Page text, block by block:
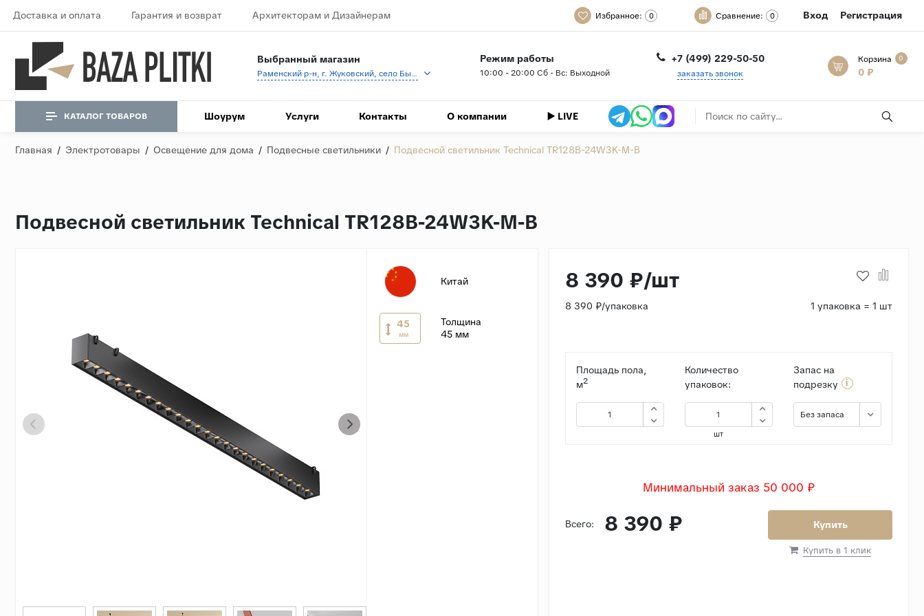
Доставка и оплата Гарантия и возврат Архитекторам и Дизайнерам Избранное: 0 Сравнение: 0 Вход Регистрация
Выбранный магазин
Раменский р-н, г. Жуковский, село Быково, кп Спартак, Береговая ул., 1
Режим работы
10:00 - 20:00 Сб - Вс: Выходной
+7 (499) 229-50-50
заказать звонок
Корзина 0
0 ₽
КАТАЛОГ ТОВАРОВ Шоурум Услуги Контакты О компании ▶️ LIVE
Главная / Электротовары / Освещение для дома / Подвесные светильники / Подвесной светильник Technical TR128B-24W3K-M-B
Подвесной светильник Technical TR128B-24W3K-M-B
Китай
45
мм
Толщина
45 мм
8 390 ₽/шт
8 390 ₽/упаковка 1 упаковка = 1 шт
Площадь пола,
м2
Количество
упаковок:
шт
Запас на
подрезку
i
Без запаса
Минимальный заказ 50 000 ₽
Всего: 8 390 ₽ Купить
Купить в 1 клик